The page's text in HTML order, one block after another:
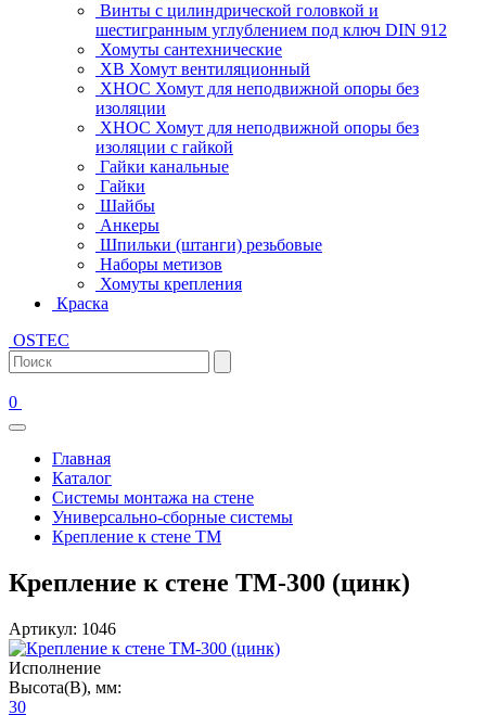
Винты с цилиндрической головкой и
шестигранным углублением под ключ DIN 912
Хомуты сантехнические
ХВ Хомут вентиляционный
ХНОС Хомут для неподвижной опоры без
изоляции
ХНОС Хомут для неподвижной опоры без
изоляции с гайкой
Гайки канальные
Гайки
Шайбы
Анкеры
Шпильки (штанги) резьбовые
Наборы метизов
Хомуты крепления
Краска
OSTEC
0
Главная
Каталог
Системы монтажа на стене
Универсально-сборные системы
Крепление к стене ТМ
Крепление к стене ТМ-300 (цинк)
Артикул: 1046
Исполнение
Высота(В), мм:
30